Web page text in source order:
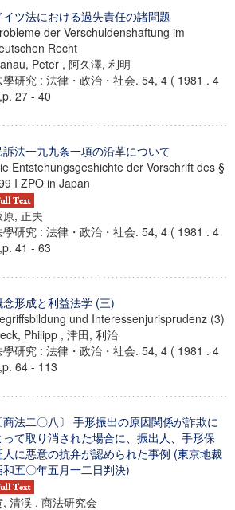
イツ法における過失責任の諸問題
der Verschuldenshaftung im
Recht
Peter , 阿久澤, 利明
學研究 : 法律・政治・社会. 54, 4 ( 1981 . 4
27 - 40
訴法一九九条一項の沿革について
Entstehungsgeshichte der Vorschrift des §
I ZPO in Japan
原, 正夫
學研究 : 法律・政治・社会. 54, 4 ( 1981 . 4
41 - 63
念形成と利益法学 (三)
und Interessenjurisprudenz (3)
Philipp , 津田, 利治
學研究 : 法律・政治・社会. 54, 4 ( 1981 . 4
64 - 113
商法二〇八〕 手形振出の原因関係が詐欺に
って取り消された場合に、振出人、手形保
人に悪意の抗弁が認められた事例 (東京地裁
和五〇年五月一二日判決)
, 清渓 , 商法研究会